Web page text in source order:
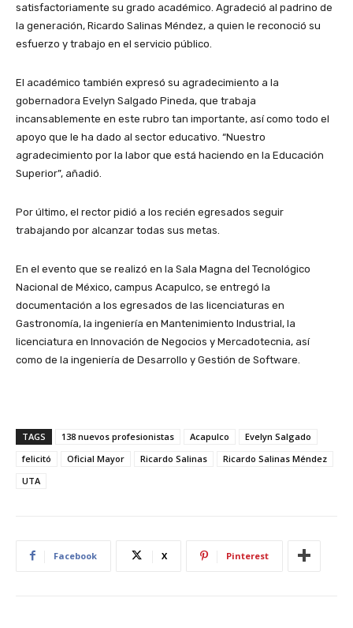
satisfactoriamente su grado académico. Agradeció al padrino de
la generación, Ricardo Salinas Méndez, a quien le reconoció su
esfuerzo y trabajo en el servicio público.
El académico también expresó su agradecimiento a la
gobernadora Evelyn Salgado Pineda, que trabaja
incansablemente en este rubro tan importante, así como todo el
apoyo que le ha dado al sector educativo. “Nuestro
agradecimiento por la labor que está haciendo en la Educación
Superior”, añadió.
Por último, el rector pidió a los recién egresados seguir
trabajando por alcanzar todas sus metas.
En el evento que se realizó en la Sala Magna del Tecnológico
Nacional de México, campus Acapulco, se entregó la
documentación a los egresados de las licenciaturas en
Gastronomía, la ingeniería en Mantenimiento Industrial, la
licenciatura en Innovación de Negocios y Mercadotecnia, así
como de la ingeniería de Desarrollo y Gestión de Software.
TAGS 138 nuevos profesionistas Acapulco
Evelyn Salgado
felicitó
Oficial Mayor Ricardo Salinas
Ricardo Salinas Méndez
UTA
Facebook X Pinterest